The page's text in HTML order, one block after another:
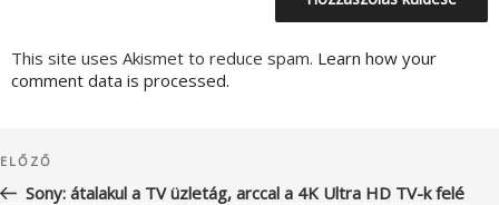
This site uses Akismet to reduce spam. Learn how your
comment data is processed.
navigáció
Korábbi
bejegyzés
ELŐZŐ
Sony: átalakul a TV üzletág, arccal a 4K Ultra HD TV-k felé